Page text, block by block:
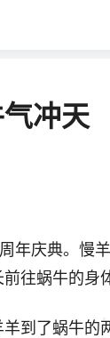
冲天
庆典。慢羊
往蜗牛的身
了蜗牛的